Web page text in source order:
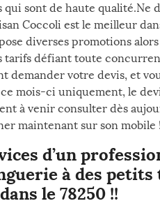
qui sont de haute qualité.Ne
Coccoli est le meilleur
diverses promotions alors
tarifs défiant toute
demander votre devis, et
mois-ci uniquement, le
à venir consulter dès
maintenant sur son mobile
d’un
à des
le 78250 !!